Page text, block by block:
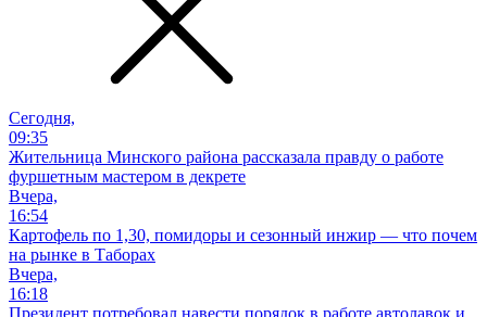
Сегодня,
09:35
Жительница Минского района рассказала правду о работе
фуршетным мастером в декрете
Вчера,
16:54
Картофель по 1,30, помидоры и сезонный инжир — что почем
на рынке в Таборах
Вчера,
16:18